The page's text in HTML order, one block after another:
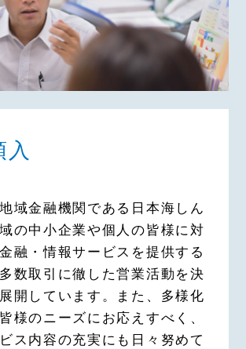
入
域金融機関である日本海しん
の中小企業や個人の皆様に対
融・情報サービスを提供する
数取引に徹した営業活動を決
開しています。また、多様化
様のニーズにお応えすべく、
ス内容の充実にも日々努めて